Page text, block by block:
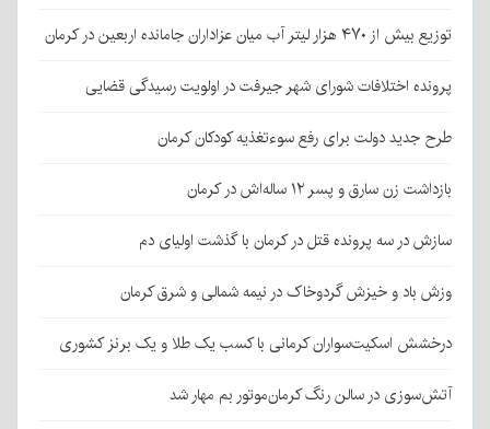
توزیع بیش از ۴۷۰ هزار لیتر آب میان عزاداران جامانده اربعین در کرمان
پرونده اختلافات شورای شهر جیرفت در اولویت رسیدگی قضایی
طرح جدید دولت برای رفع سوءتغذیه کودکان کرمان
بازداشت زن سارق و پسر ۱۲ ساله‌اش در کرمان
سازش در سه پرونده قتل در کرمان با گذشت اولیای دم
وزش باد و خیزش گردوخاک در نیمه شمالی و شرق کرمان
درخشش اسکیت‌سواران کرمانی با کسب یک طلا و یک برنز کشوری
آتش‌سوزی در سالن رنگ کرمان‌موتور بم مهار شد